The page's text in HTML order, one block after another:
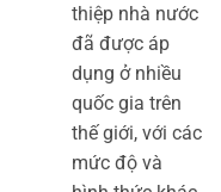
thiệp nhà nước
đã được áp
dụng ở nhiều
quốc gia trên
thế giới, với các
mức độ và